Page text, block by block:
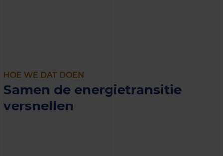
HOE WE DAT DOEN
Samen de energietransitie
versnellen